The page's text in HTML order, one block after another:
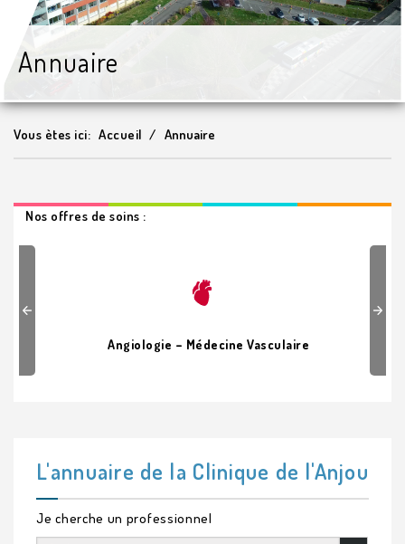
Annuaire
Vous ètes ici: Accueil Annuaire
Nos offres de soins :
Previous
Angiologie – Médecine Vasculaire
Next
L'annuaire de la Clinique de l'Anjou
Je cherche un professionnel